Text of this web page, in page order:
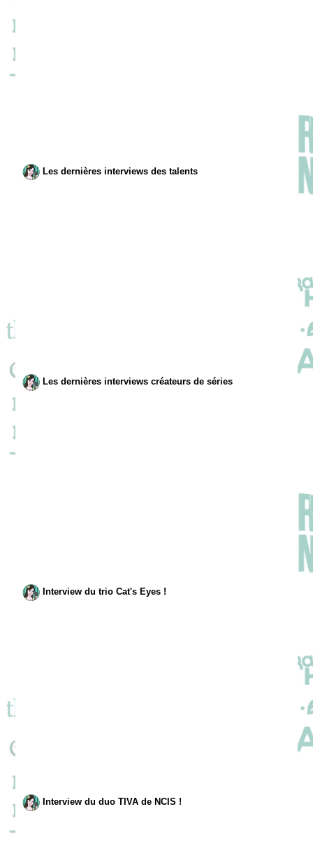
Les dernières interviews des talents
Les dernières interviews créateurs de séries
Interview du trio Cat's Eyes !
Interview du duo TIVA de NCIS !